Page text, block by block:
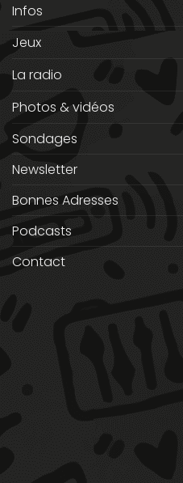
Infos
Jeux
La radio
Photos & vidéos
Sondages
Newsletter
Bonnes Adresses
Podcasts
Contact